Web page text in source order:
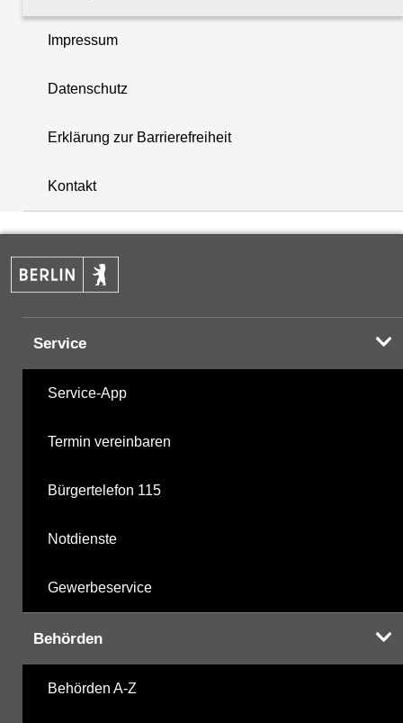
+
−
Impressum
Datenschutz
Erklärung zur Barrierefreiheit
Kontakt
Service
Service-App
Termin vereinbaren
Bürgertelefon 115
Notdienste
Gewerbeservice
Behörden
Behörden A-Z